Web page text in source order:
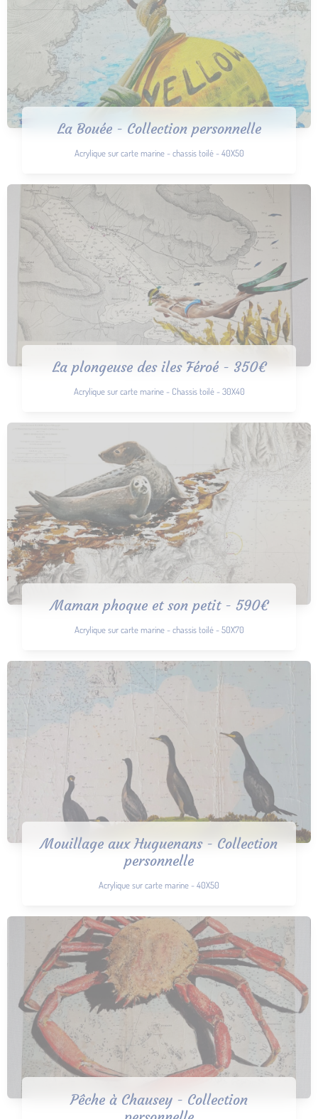
La Bouée - Collection personnelle
Acrylique sur carte marine - chassis toilé - 40X50
La plongeuse des iles Féroé - 350€
Acrylique sur carte marine - Chassis toilé - 30X40
Maman phoque et son petit - 590€
Acrylique sur carte marine - chassis toilé - 50X70
Mouillage aux Huguenans - Collection
personnelle
Acrylique sur carte marine - 40X50
Pêche à Chausey - Collection